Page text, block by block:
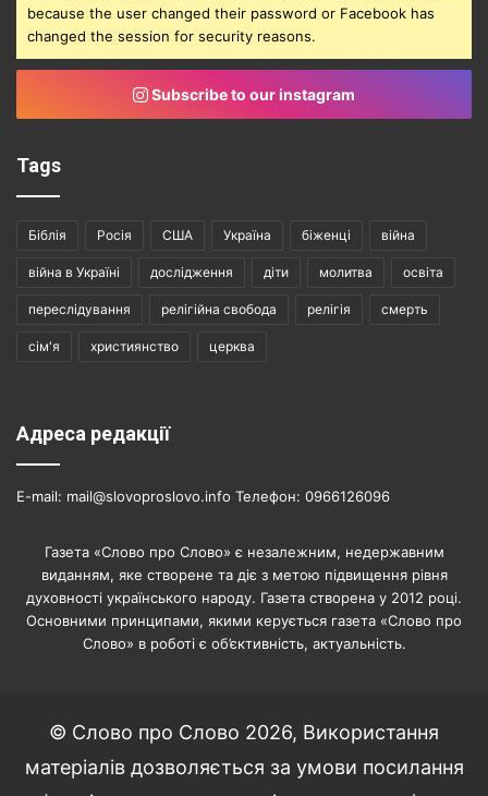
because the user changed their password or Facebook has
changed the session for security reasons.
Subscribe to our instagram
Tags
Біблія Росія США Україна біженці війна
війна в Україні дослідження діти молитва освіта
переслідування релігійна свобода релігія смерть
сім'я християнство церква
Адреса редакції
E-mail: mail@slovoproslovo.info Телефон: 0966126096
Газета «Слово про Слово» є незалежним, недержавним
виданням, яке створене та діє з метою підвищення рівня
духовності українського народу. Газета створена у 2012 році.
Основними принципами, якими керується газета «Слово про
Слово» в роботі є об’єктивність, актуальність.
© Слово про Слово 2026, Використання
матеріалів дозволяється за умови посилання